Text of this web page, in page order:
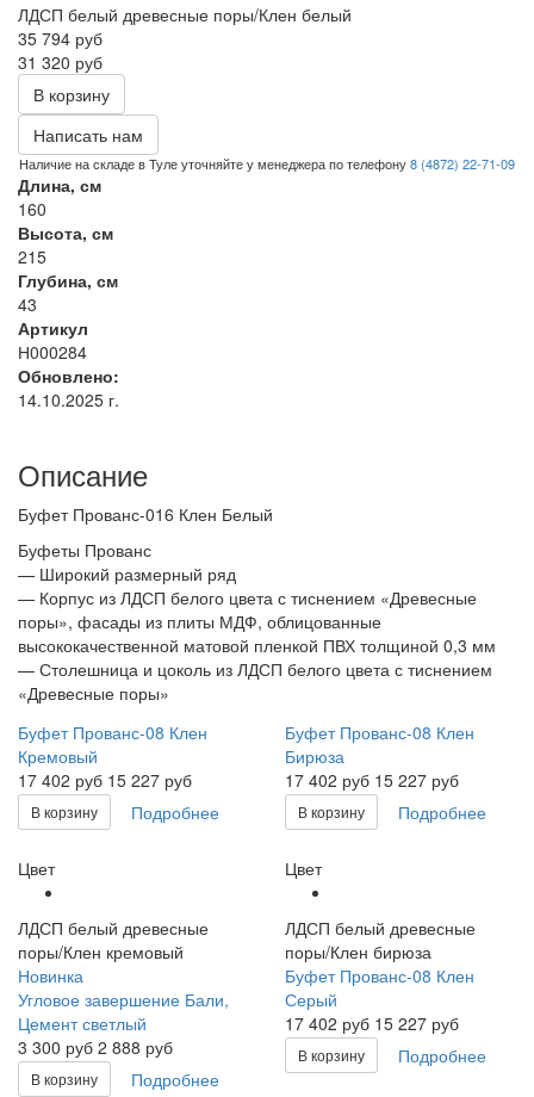
ЛДСП белый древесные поры/Клен белый
35 794 руб
31 320 руб
В корзину
Написать нам
Наличие на складе в Туле уточняйте у менеджера по телефону8 (4872) 22-71-09
Длина, см
160
Высота, см
215
Глубина, см
43
Артикул
Н000284
Обновлено:
14.10.2025 г.
Описание
Буфет Прованс-016 Клен Белый
Буфеты Прованс
— Широкий размерный ряд
— Корпус из ЛДСП белого цвета с тиснением «Древесные
поры», фасады из плиты МДФ, облицованные
высококачественной матовой пленкой ПВХ толщиной 0,3 мм
— Столешница и цоколь из ЛДСП белого цвета с тиснением
«Древесные поры»
Буфет Прованс-08 Клен
Кремовый
17 402 руб 15 227 руб
В корзину Подробнее
Цвет
ЛДСП белый древесные
поры/Клен кремовый
Буфет Прованс-08 Клен
Бирюза
17 402 руб 15 227 руб
В корзину Подробнее
Цвет
ЛДСП белый древесные
поры/Клен бирюза
Новинка
Угловое завершение Бали,
Цемент светлый
3 300 руб 2 888 руб
В корзину Подробнее
Буфет Прованс-08 Клен
Серый
17 402 руб 15 227 руб
В корзину Подробнее